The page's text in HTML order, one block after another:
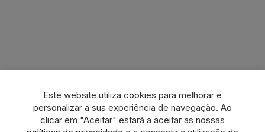
Este website utiliza cookies para melhorar e
personalizar a sua experiência de navegação. Ao
clicar em "Aceitar" estará a aceitar as nossas